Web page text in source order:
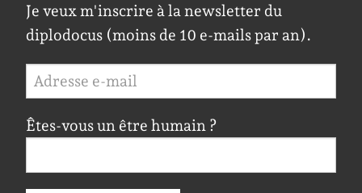
Je veux m'inscrire à la newsletter du
diplodocus (moins de 10 e-mails par an).
Êtes-vous un être humain ?